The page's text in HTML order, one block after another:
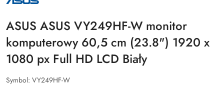
PRODUCENTA:
ASUS ASUS VY249HF-W monitor
komputerowy 60,5 cm (23.8") 1920 x
1080 px Full HD LCD Biały
Symbol: VY249HF-W